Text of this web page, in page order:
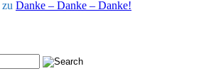
zu Danke – Danke – Danke!